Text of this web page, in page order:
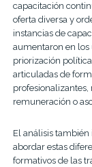
capacitación
oferta diversa y
instancias de
aumentaron en los
priorización
articuladas de
remuneración o
El análisis
abordar estas
formativos de las